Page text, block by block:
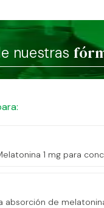
nuestras
1 mg para
absorción de